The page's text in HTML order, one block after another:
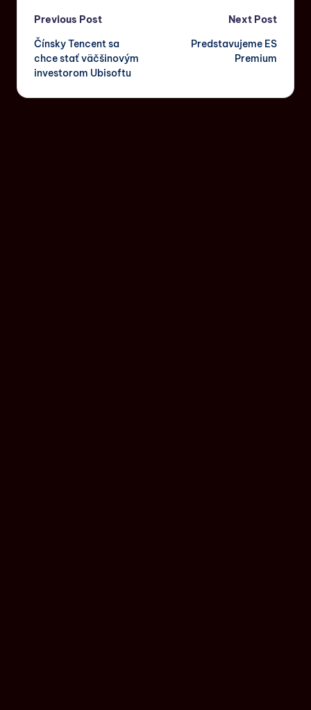
Previous Post
Čínsky Tencent sa
chce stať väčšinovým
investorom Ubisoftu
Next Post
Predstavujeme ES
Premium